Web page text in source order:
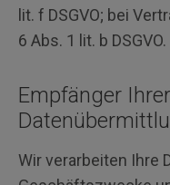
lit. f DSGVO; bei
6 Abs. 1 lit. b DSGVO.
Empfänger
Wir verarbeiten Ihre